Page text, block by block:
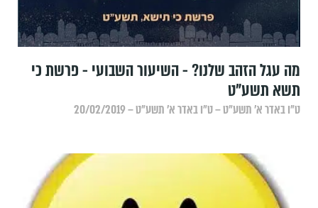
מה עגל הזהב שלנו? - השיעור השבועי - פרשת כי
תשא תשע"ט
ט״ו באדר א׳ תשע״ט – ט״ו באדר א׳ תשע״ט – 20/02/2019